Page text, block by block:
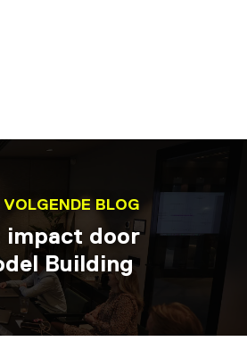
VOLGENDE BLOG
impact door
Building